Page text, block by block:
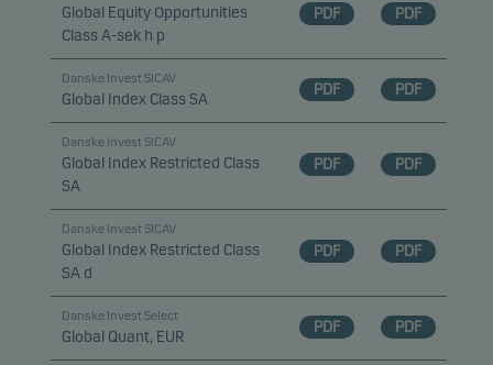
Global Equity Opportunities
Class A-sek h p
PDF PDF
Danske Invest SICAV
Global Index Class SA
PDF PDF
Danske Invest SICAV
Global Index Restricted Class
SA
PDF PDF
Danske Invest SICAV
Global Index Restricted Class
SA d
PDF PDF
Danske Invest Select
Global Quant, EUR
PDF PDF